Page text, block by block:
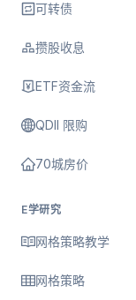
可转债
攒股收息
ETF资金流
QDII 限购
70城房价
E学研究
网格策略教学
网格策略